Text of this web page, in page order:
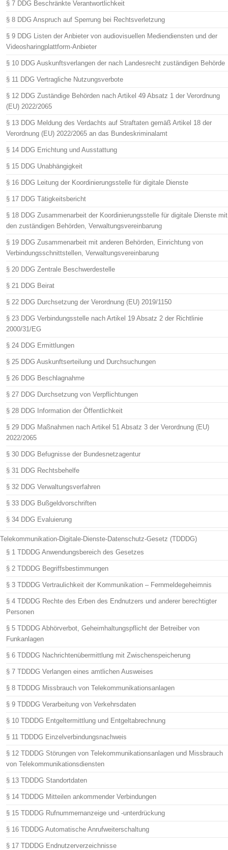
§ 7 DDG Beschränkte Verantwortlichkeit
§ 8 DDG Anspruch auf Sperrung bei Rechtsverletzung
§ 9 DDG Listen der Anbieter von audiovisuellen Mediendiensten und der
Videosharingplattform-Anbieter
§ 10 DDG Auskunftsverlangen der nach Landesrecht zuständigen Behörde
§ 11 DDG Vertragliche Nutzungsverbote
§ 12 DDG Zuständige Behörden nach Artikel 49 Absatz 1 der Verordnung
(EU) 2022/2065
§ 13 DDG Meldung des Verdachts auf Straftaten gemäß Artikel 18 der
Verordnung (EU) 2022/2065 an das Bundeskriminalamt
§ 14 DDG Errichtung und Ausstattung
§ 15 DDG Unabhängigkeit
§ 16 DDG Leitung der Koordinierungsstelle für digitale Dienste
§ 17 DDG Tätigkeitsbericht
§ 18 DDG Zusammenarbeit der Koordinierungsstelle für digitale Dienste mit
den zuständigen Behörden, Verwaltungsvereinbarung
§ 19 DDG Zusammenarbeit mit anderen Behörden, Einrichtung von
Verbindungsschnittstellen, Verwaltungsvereinbarung
§ 20 DDG Zentrale Beschwerdestelle
§ 21 DDG Beirat
§ 22 DDG Durchsetzung der Verordnung (EU) 2019/1150
§ 23 DDG Verbindungsstelle nach Artikel 19 Absatz 2 der Richtlinie
2000/31/EG
§ 24 DDG Ermittlungen
§ 25 DDG Auskunftserteilung und Durchsuchungen
§ 26 DDG Beschlagnahme
§ 27 DDG Durchsetzung von Verpflichtungen
§ 28 DDG Information der Öffentlichkeit
§ 29 DDG Maßnahmen nach Artikel 51 Absatz 3 der Verordnung (EU)
2022/2065
§ 30 DDG Befugnisse der Bundesnetzagentur
§ 31 DDG Rechtsbehelfe
§ 32 DDG Verwaltungsverfahren
§ 33 DDG Bußgeldvorschriften
§ 34 DDG Evaluierung
Telekommunikation-Digitale-Dienste-Datenschutz-Gesetz (TDDDG)
§ 1 TDDDG Anwendungsbereich des Gesetzes
§ 2 TDDDG Begriffsbestimmungen
§ 3 TDDDG Vertraulichkeit der Kommunikation – Fernmeldegeheimnis
§ 4 TDDDG Rechte des Erben des Endnutzers und anderer berechtigter
Personen
§ 5 TDDDG Abhörverbot, Geheimhaltungspflicht der Betreiber von
Funkanlagen
§ 6 TDDDG Nachrichtenübermittlung mit Zwischenspeicherung
§ 7 TDDDG Verlangen eines amtlichen Ausweises
§ 8 TDDDG Missbrauch von Telekommunikationsanlagen
§ 9 TDDDG Verarbeitung von Verkehrsdaten
§ 10 TDDDG Entgeltermittlung und Entgeltabrechnung
§ 11 TDDDG Einzelverbindungsnachweis
§ 12 TDDDG Störungen von Telekommunikationsanlagen und Missbrauch
von Telekommunikationsdiensten
§ 13 TDDDG Standortdaten
§ 14 TDDDG Mitteilen ankommender Verbindungen
§ 15 TDDDG Rufnummernanzeige und -unterdrückung
§ 16 TDDDG Automatische Anrufweiterschaltung
§ 17 TDDDG Endnutzerverzeichnisse